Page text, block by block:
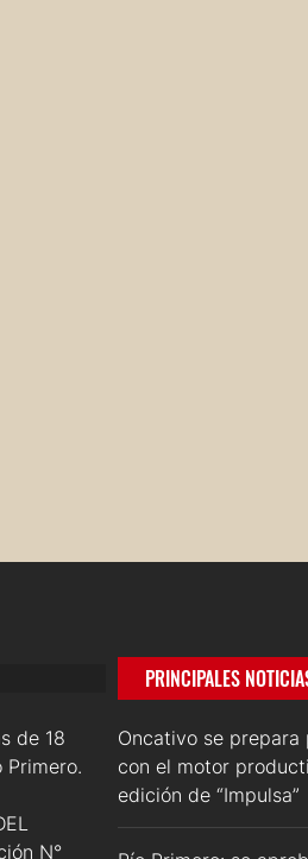
de 18
N°
PRINCIPALES
Oncativo se
con el motor
edición de “Impulsa”